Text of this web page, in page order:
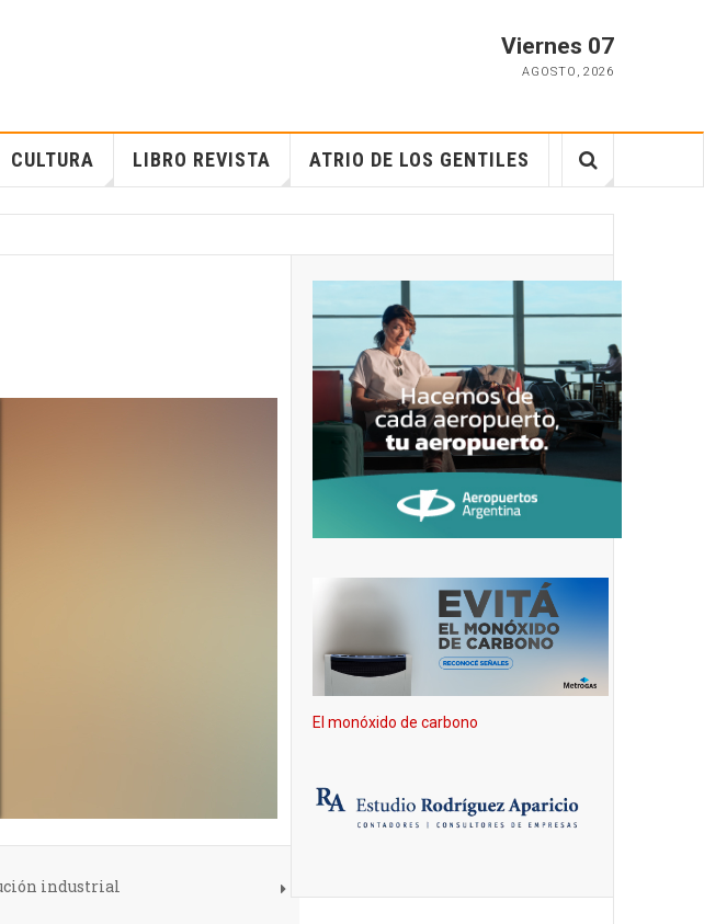
Viernes 07
AGOSTO , 2026
CULTURA LIBRO REVISTA ATRIO DE LOS GENTILES
industrial
El monóxido de carbono